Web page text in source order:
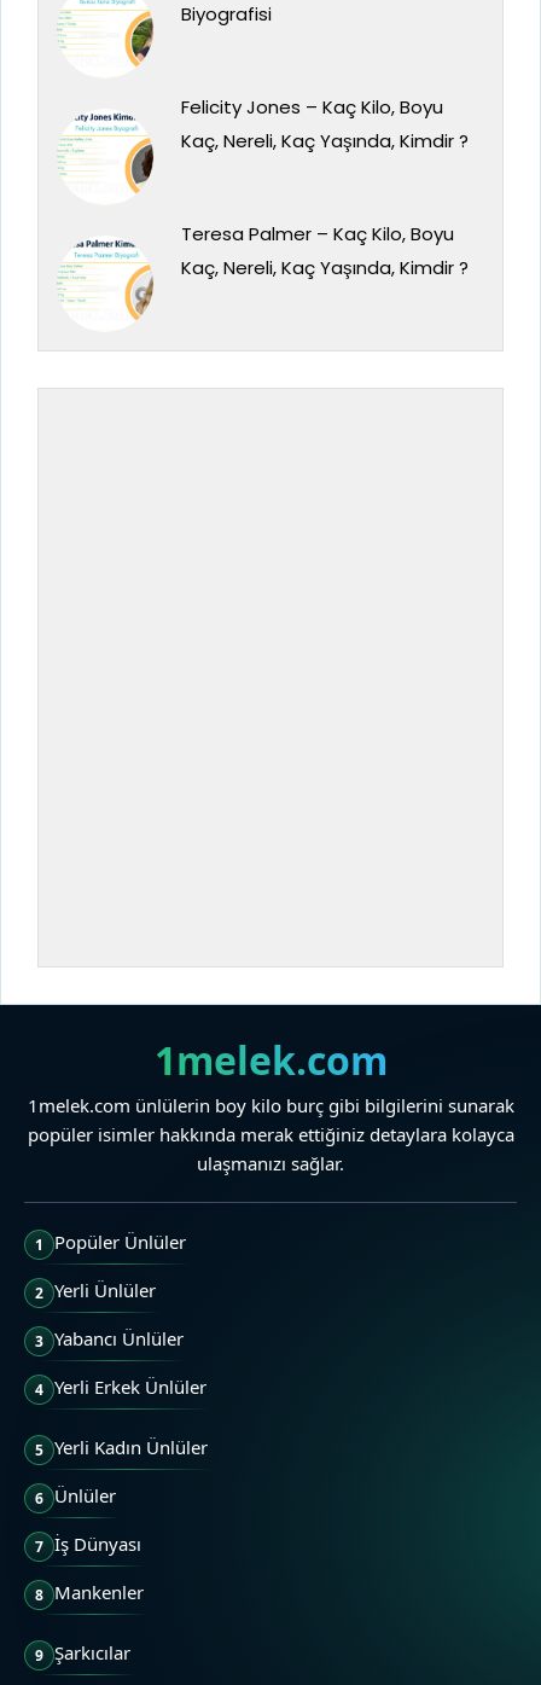
Biyografisi
Felicity Jones – Kaç Kilo, Boyu
Kaç, Nereli, Kaç Yaşında, Kimdir ?
Teresa Palmer – Kaç Kilo, Boyu
Kaç, Nereli, Kaç Yaşında, Kimdir ?
1melek.com
1melek.com ünlülerin boy kilo burç gibi bilgilerini sunarak
popüler isimler hakkında merak ettiğiniz detaylara kolayca
ulaşmanızı sağlar.
1 Popüler Ünlüler
2 Yerli Ünlüler
3 Yabancı Ünlüler
4 Yerli Erkek Ünlüler
5 Yerli Kadın Ünlüler
6 Ünlüler
7 İş Dünyası
8 Mankenler
9 Şarkıcılar